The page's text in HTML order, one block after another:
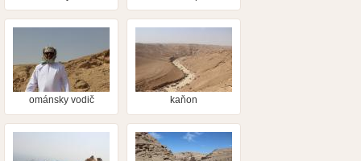
ománsky vodič kaňon